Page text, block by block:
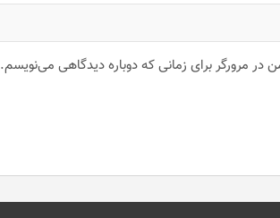
در مرورگر برای زمانی که دوباره دیدگاهی می‌نویسم.